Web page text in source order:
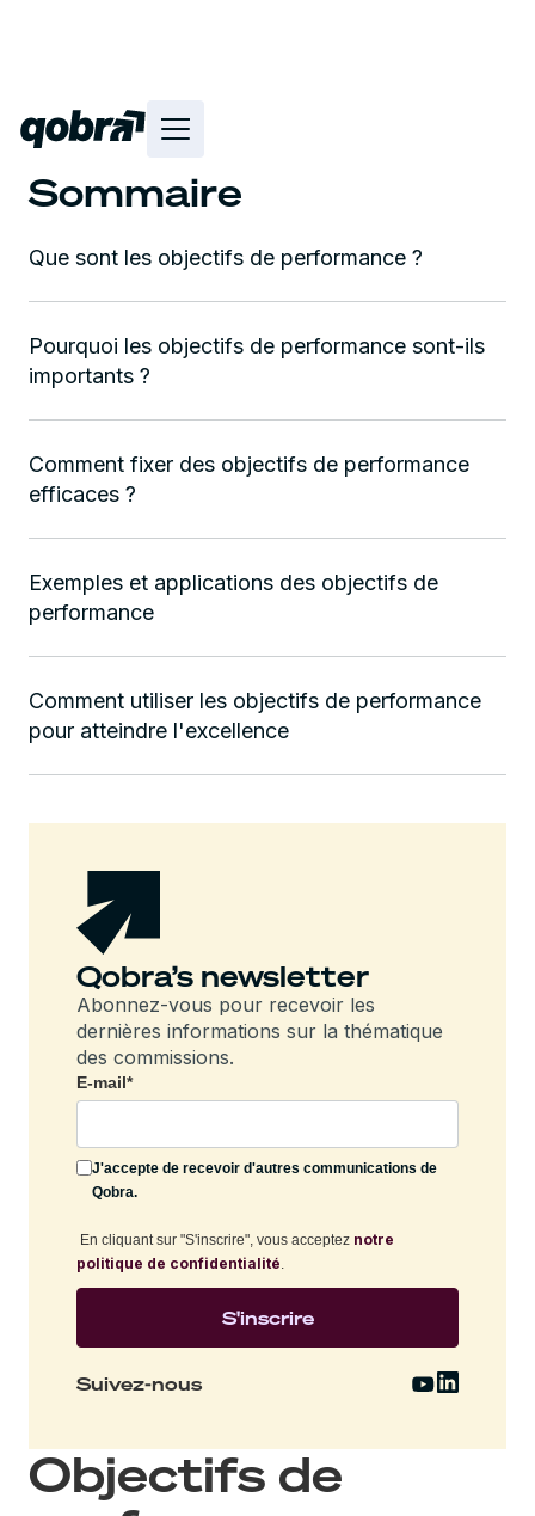
Objectifs de
Sommaire
Que sont les objectifs de performance ?
Pourquoi les objectifs de performance sont-ils
importants ?
Comment fixer des objectifs de performance
efficaces ?
Exemples et applications des objectifs de
performance
Comment utiliser les objectifs de performance
pour atteindre l'excellence
Qobra’s newsletter
Abonnez-vous pour recevoir les
dernières informations sur la thématique
des commissions.
E-mail*
J'accepte de recevoir d'autres communications de
Qobra.
En cliquant sur "S'inscrire", vous acceptez notre
politique de confidentialité.
Suivez-nous